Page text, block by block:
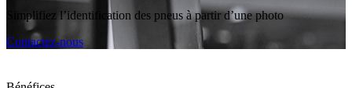
Simplifiez l’identification des pneus à partir d’une photo
Contactez-nous